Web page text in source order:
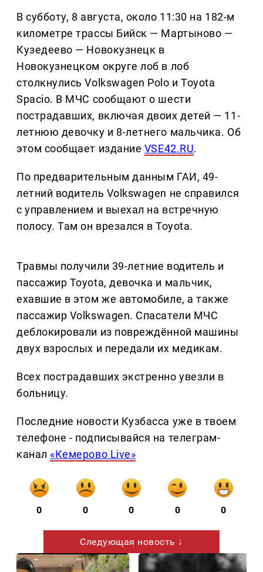
В субботу, 8 августа, около 11:30 на 182-м
километре трассы Бийск — Мартыново —
Кузедеево — Новокузнецк в
Новокузнецком округе лоб в лоб
столкнулись Volkswagen Polo и Toyota
Spacio. В МЧС сообщают о шести
пострадавших, включая двоих детей — 11-
летнюю девочку и 8-летнего мальчика. Об
этом сообщает издание VSE42.RU.
По предварительным данным ГАИ, 49-
летний водитель Volkswagen не справился
с управлением и выехал на встречную
полосу. Там он врезался в Toyota.
Травмы получили 39-летние водитель и
пассажир Toyota, девочка и мальчик,
ехавшие в этом же автомобиле, а также
пассажир Volkswagen. Спасатели МЧС
деблокировали из повреждённой машины
двух взрослых и передали их медикам.
Всех пострадавших экстренно увезли в
больницу.
Последние новости Кузбасса уже в твоем
телефоне - подписывайся на телеграм-
канал «Кемерово Live»
0 0 0 0 0
Следующая новость ↓